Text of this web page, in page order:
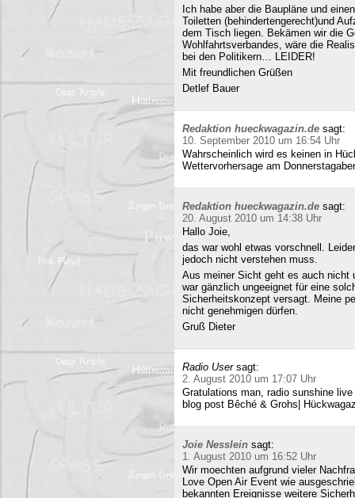
Ich habe aber die Baupläne und
Toiletten (behindertengerecht)und
dem Tisch liegen. Bekämen wir die
Wohlfahrtsverbandes, wäre die
bei den Politikern… LEIDER!
Mit freundlichen Grüßen
Detlef Bauer
Redaktion hueckwagazin.de sagt:
10. September 2010 um 16:54 Uhr
Wahrscheinlich wird es keinen in
Wettervorhersage am
Redaktion hueckwagazin.de sagt:
20. August 2010 um 14:38 Uhr
Hallo Joie,
das war wohl etwas vorschnell.
jedoch nicht verstehen muss.
Aus meiner Sicht geht es auch nicht
war gänzlich ungeeignet für eine
Sicherheitskonzept versagt. Meine
nicht genehmigen dürfen.
Gruß Dieter
Radio User sagt:
2. August 2010 um 17:07 Uhr
Gratulations man, radio sunshine
blog post Bêché & Grohs|
Joie Nesslein sagt:
1. August 2010 um 16:52 Uhr
Wir moechten aufgrund vieler
Love Open Air Event wie
bekannten Ereignisse weitere